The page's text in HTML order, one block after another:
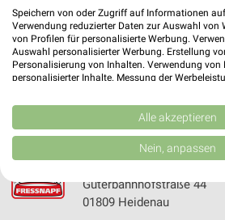
Fressnapf Dresden
Glashütter Straße 85
01277 Dresden
166,67 km • Angebote: 1
Güterbahnhofstraße 44
01809 Heidenau
Speichern von oder Zugriff auf Informationen
Verwendung reduzierter Daten zur Auswahl von
von Profilen für personalisierte Werbung.
Auswahl personalisierter Werbung. Erstellung
Personalisierung von Inhalten. Verwendung von
personalisierter Inhalte. Messung der
Kombinationen von Daten aus verschiedenen
Verbesserung der Angebote. Verwendung
von Inhalten.
Daten können außerhalb der Europäischen
USA gesendet werden.
Website/App.
Partnerliste anzeigen (1 IAB-Anbieter)
Alle akzeptieren
Nein, anpassen